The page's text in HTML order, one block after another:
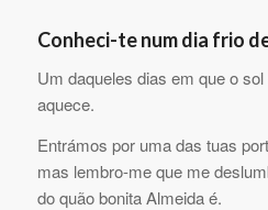
Conheci-te num dia frio
Um daqueles dias em que o
aquece.
Entrámos por uma das tuas
mas lembro-me que me
do quão bonita Almeida é.